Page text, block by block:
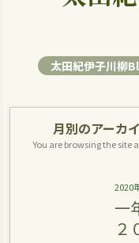
太田紀伊子川柳
月別のアーカ
You are browsing the site
2020
一
２